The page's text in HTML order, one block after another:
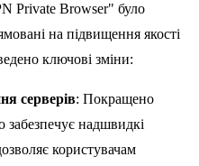
Private Browser" було
на підвищення якості
ключові зміни:
серверів: Покращено
забезпечує надшвидкі
користувачам